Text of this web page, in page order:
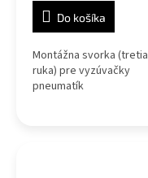
Do košíka
Montážna svorka (tretia
ruka) pre vyzúvačky
pneumatík